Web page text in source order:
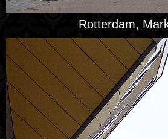
Rotterdam,